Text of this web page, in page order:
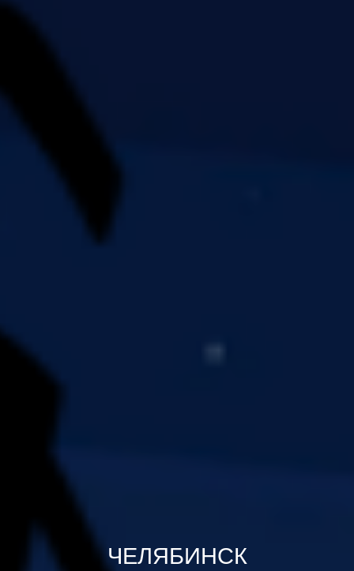
ЧЕЛЯБИНСК